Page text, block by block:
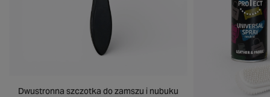
Dwustronna szczotka do zamszu i nubuku